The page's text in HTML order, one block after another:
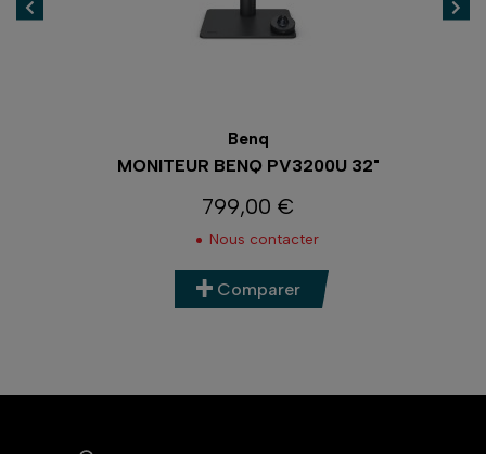
Benq
MONITEUR BENQ PV3200U 32"
Prix
799,00 €
Nous contacter
Comparer